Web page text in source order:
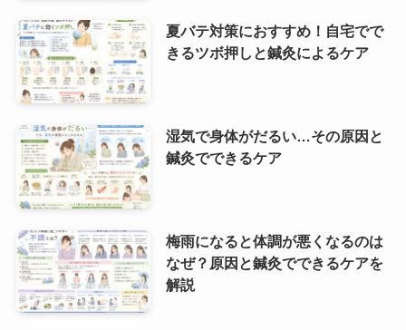
夏バテ対策におすすめ！自宅でで
きるツボ押しと鍼灸によるケア
湿気で身体がだるい…その原因と
鍼灸でできるケア
梅雨になると体調が悪くなるのは
なぜ？原因と鍼灸でできるケアを
解説